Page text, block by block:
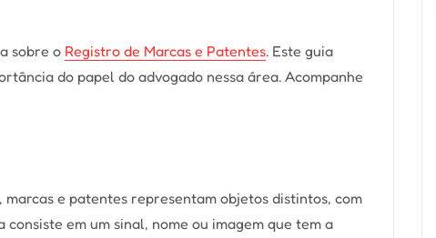
sobre o Registro de Marcas e Patentes. Este guia
do papel do advogado nessa área. Acompanhe
e patentes representam objetos distintos, com
em um sinal, nome ou imagem que tem a